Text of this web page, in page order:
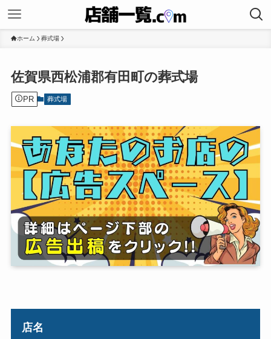
ホーム 葬式場
佐賀県西松浦郡有田町の葬式場
PR 葬式場
店名